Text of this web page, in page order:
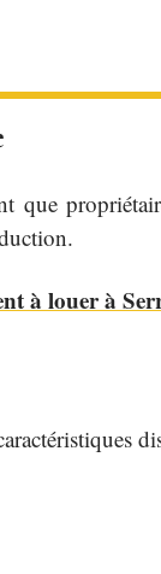
que
à louer à